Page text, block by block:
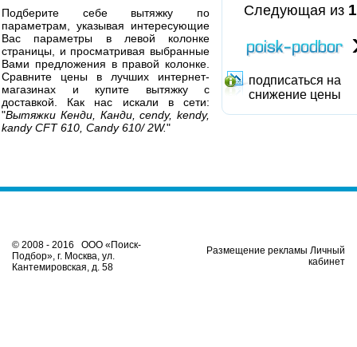
Следующая из
подписаться на
снижение цены
Подберите себе вытяжку по
параметрам, указывая интересующие
Вас параметры в левой колонке
страницы, и просматривая выбранные
Вами предложения в правой колонке.
Сравните цены в лучших интернет-
магазинах и купите вытяжку с
доставкой. Как нас искали в сети:
"Вытяжки Кенди, Канди, cendy, kendy,
kandy CFT 610, Candy 610/ 2W."
© 2008 - 2016 ООО «Поиск-
Подбор», г. Москва, ул.
Кантемировская, д. 58
Размещение рекламы Личный
кабинет